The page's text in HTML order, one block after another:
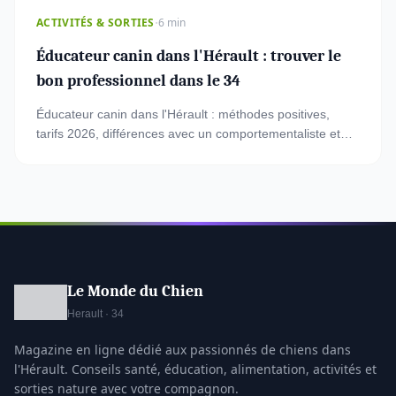
ACTIVITÉS & SORTIES·6 min
Éducateur canin dans l'Hérault : trouver le
bon professionnel dans le 34
Éducateur canin dans l'Hérault : méthodes positives,
tarifs 2026, différences avec un comportementaliste et
Le Monde du Chien
Herault · 34
Magazine en ligne dédié aux passionnés de chiens dans
l'Hérault. Conseils santé, éducation, alimentation, activités et
sorties nature avec votre compagnon.